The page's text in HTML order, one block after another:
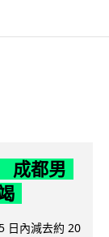
成都男
日內減去約 20